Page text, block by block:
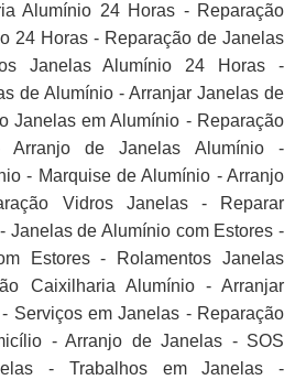
Alumínio 24 Horas - Reparação
24 Horas - Reparação de Janelas
Janelas Alumínio 24 Horas -
de Alumínio - Arranjar Janelas de
Janelas em Alumínio - Reparação
Arranjo de Janelas Alumínio -
- Marquise de Alumínio - Arranjo
Vidros Janelas - Reparar
Janelas de Alumínio com Estores -
Estores - Rolamentos Janelas
Caixilharia Alumínio - Arranjar
Serviços em Janelas - Reparação
- Arranjo de Janelas - SOS
- Trabalhos em Janelas -